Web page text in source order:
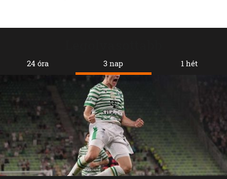
24 óra 3 nap 1 hét